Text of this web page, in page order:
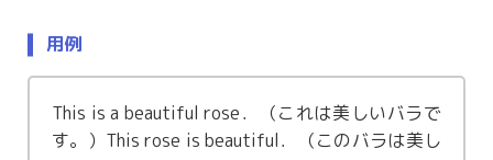
用例
This is a beautiful rose．（これは美しいバラで
す。）This rose is beautiful．（このバラは美し